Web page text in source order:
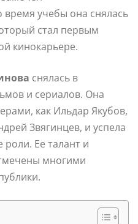
учебы она снялась
стал первым
кинокарьере.
снялась в
и сериалов. Она
как Ильдар Якубов,
Звягинцев, и успела
Ее талант и
многими